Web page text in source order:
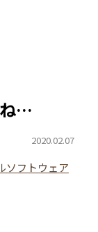
…
2020.02.07
ソフトウェア